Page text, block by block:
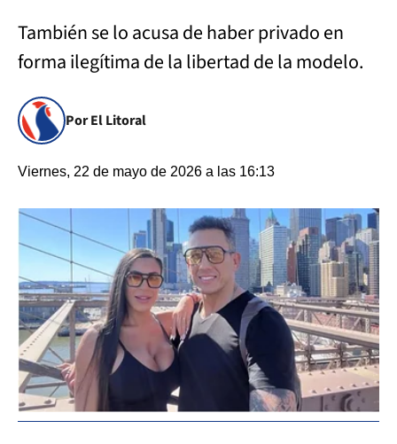
También se lo acusa de haber privado en
forma ilegítima de la libertad de la modelo.
Por El Litoral
Viernes, 22 de mayo de 2026 a las 16:13